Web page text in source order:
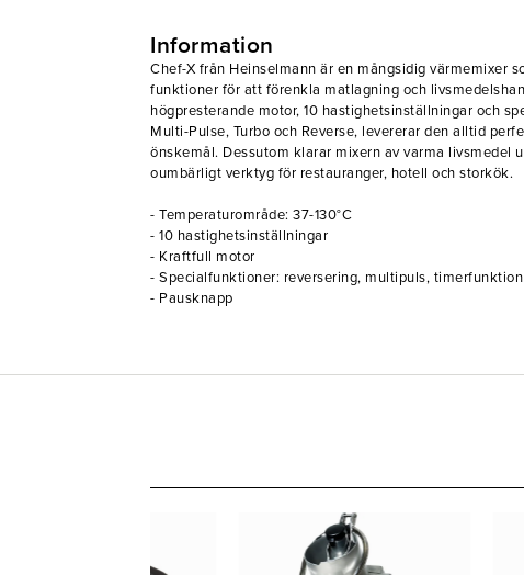
Information
Chef-X från Heinselmann är en mångsidig värmemixer
funktioner för att förenkla matlagning och
högpresterande motor, 10 hastighetsinställningar och
Multi-Pulse, Turbo och Reverse, levererar den alltid
önskemål. Dessutom klarar mixern av varma livsmedel
oumbärligt verktyg för restauranger, hotell och storkök.
- Temperaturområde: 37-130°C
- 10 hastighetsinställningar
- Kraftfull motor
- Specialfunktioner: reversering, multipuls,
- Pausknapp